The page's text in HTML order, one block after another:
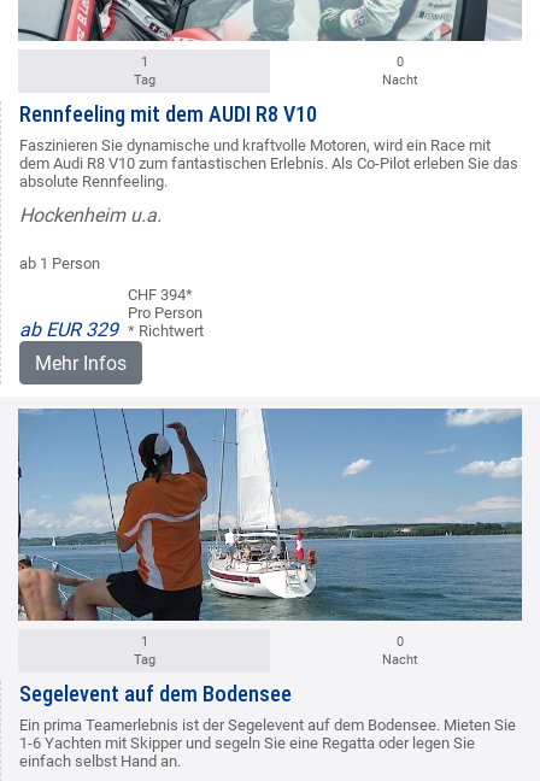
1
Tag
0
Nacht
Rennfeeling mit dem AUDI R8 V10
Faszinieren Sie dynamische und kraftvolle Motoren, wird ein Race mit
dem Audi R8 V10 zum fantastischen Erlebnis. Als Co-Pilot erleben Sie das
absolute Rennfeeling.
Hockenheim u.a.
ab 1 Person
ab EUR 329
CHF 394*
Pro Person
* Richtwert
Mehr Infos
1
Tag
0
Nacht
Segelevent auf dem Bodensee
Ein prima Teamerlebnis ist der Segelevent auf dem Bodensee. Mieten Sie
1-6 Yachten mit Skipper und segeln Sie eine Regatta oder legen Sie
einfach selbst Hand an.